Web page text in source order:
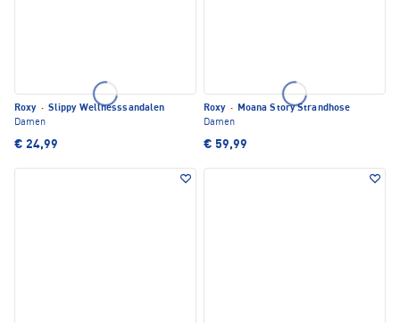
Roxy · Slippy Wellnesssandalen
Damen
€ 24,99
Roxy · Moana Story Strandhose
Damen
€ 59,99